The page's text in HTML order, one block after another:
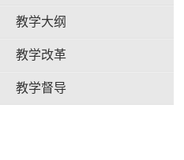
教学大纲
教学改革
教学督导